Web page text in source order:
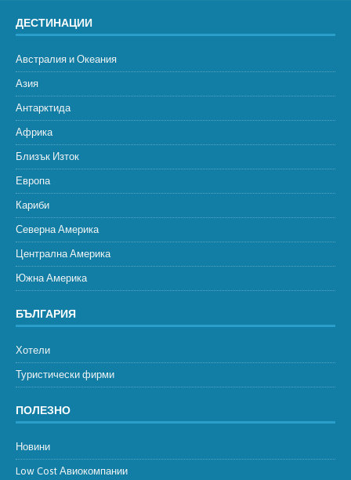
ДЕСТИНАЦИИ
Австралия и Океания
Азия
Антарктида
Африка
Близък Изток
Европа
Кариби
Северна Америка
Централна Америка
Южна Америка
БЪЛГАРИЯ
Хотели
Туристически фирми
ПОЛЕЗНО
Новини
Low Cost Авиокомпании